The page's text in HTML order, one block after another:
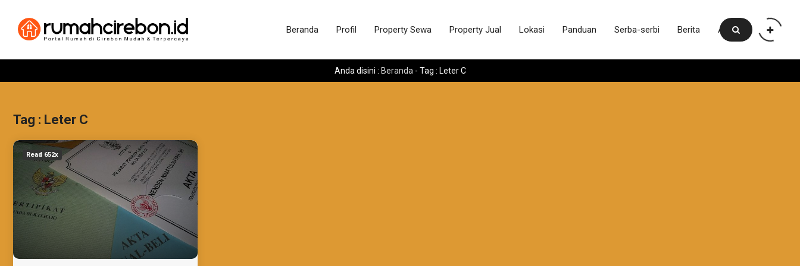
Beranda Profil Property Sewa Property Jual Lokasi Panduan Serba-serbi Berita Artikel
Anda disini : Beranda - Tag : Leter C
Tag : Leter C
Read 652x